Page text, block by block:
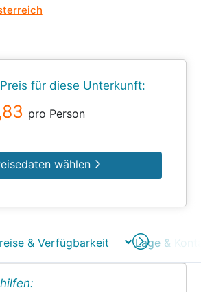
für diese Unterkunft:
pro Person
wählen
& Verfügbarkeit Lage &